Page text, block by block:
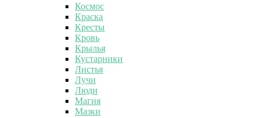
Космос
Краска
Кресты
Кровь
Крылья
Кустарники
Листья
Лучи
Люди
Магия
Мазки